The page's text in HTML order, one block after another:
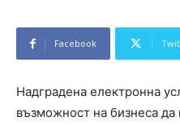
Facebook
Надградена електронна
възможност на бизнеса да